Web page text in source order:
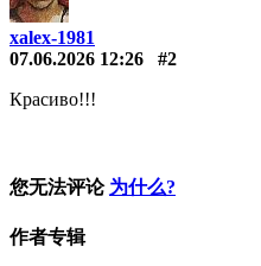
xalex-1981
07.06.2026 12:26
#2
Красиво!!!
您无法评论 为什么?
作者专辑